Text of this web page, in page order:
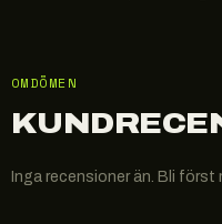
OMDÖMEN
Inga recensioner än. Bli först